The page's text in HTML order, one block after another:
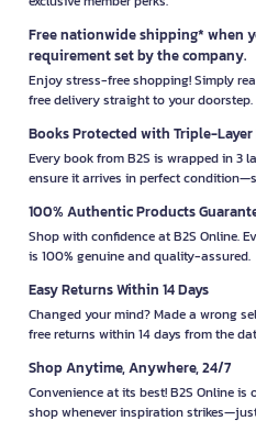
Free nationwide shipping* when
requirement set by the company.
Enjoy stress-free shopping! Simply
free delivery straight to your doorstep.
Books Protected with Triple-
Every book from B2S is wrapped in 3
ensure it arrives in perfect
100% Authentic Products
Shop with confidence at B2S Online.
is 100% genuine and quality-assured.
Easy Returns Within 14 Days
Changed your mind? Made a wrong
free returns within 14 days from the
Shop Anytime, Anywhere, 24/7
Convenience at its best! B2S Online
shop whenever inspiration